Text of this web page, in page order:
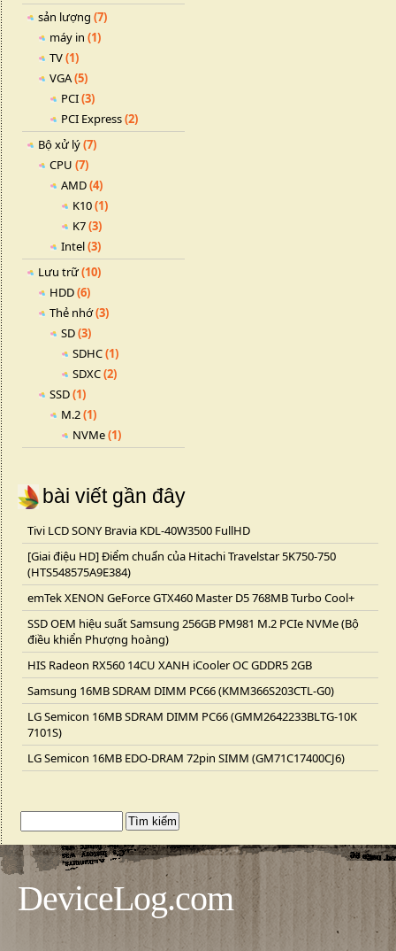
sản lượng (7)
máy in (1)
TV(1)
VGA(5)
PCI(3)
PCI Express(2)
Bộ xử lý(7)
CPU (7)
AMD(4)
K10(1)
K7(3)
Intel(3)
Lưu trữ(10)
HDD(6)
Thẻ nhớ(3)
SD(3)
SDHC(1)
SDXC(2)
SSD(1)
M.2(1)
NVMe(1)
bài viết gần đây
Tivi LCD SONY Bravia KDL-40W3500 FullHD
[Giai điệu HD] Điểm chuẩn của Hitachi Travelstar 5K750-750
(HTS548575A9E384)
emTek XENON GeForce GTX460 Master D5 768MB Turbo Cool+
SSD OEM hiệu suất Samsung 256GB PM981 M.2 PCIe NVMe (Bộ
điều khiển Phượng hoàng)
HIS Radeon RX560 14CU XANH iCooler OC GDDR5 2GB
Samsung 16MB SDRAM DIMM PC66 (KMM366S203CTL-G0)
LG Semicon 16MB SDRAM DIMM PC66 (GMM2642233BLTG-10K
7101S)
LG Semicon 16MB EDO-DRAM 72pin SIMM (GM71C17400CJ6)
DeviceLog.com